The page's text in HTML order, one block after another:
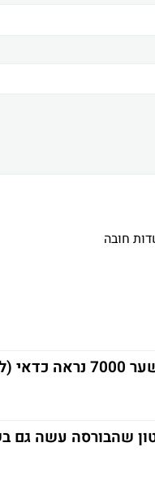
חובה
(ל"ת)
שהבורסה עשה גם